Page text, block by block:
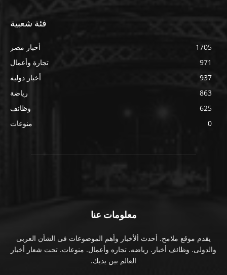
فئة شعبية
أخبار مصر
1705
تجارة وأعمال
971
أخبار دولية
937
رياضة
863
وظائف
625
منوعات
0
معلومات عنا
يقدم موقع ملامح. أحدث ألأخبار وأهم الموضوعات فى الشأن العربى
والدولى. وظائف أخبار. رياضه. تجاره وأعمال. منوعات. تحت شعار أخبار
العالم بين يديك.